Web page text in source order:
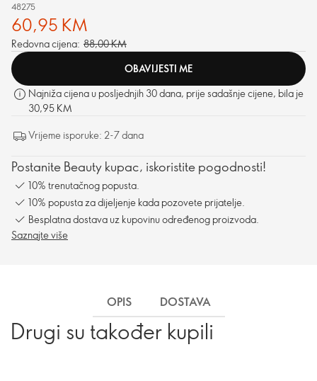
48275
60,95 KM
Redovna cijena: 88,00 KM
OBAVIJESTI ME
Najniža cijena u posljednjih 30 dana, prije sadašnje cijene, bila je
30,95 KM
Vrijeme isporuke: 2-7 dana
Postanite Beauty kupac, iskoristite pogodnosti!
10% trenutačnog popusta.
10% popusta za dijeljenje kada pozovete prijatelje.
Besplatna dostava uz kupovinu određenog proizvoda.
Saznajte više
OPIS DOSTAVA
Drugi su također kupili